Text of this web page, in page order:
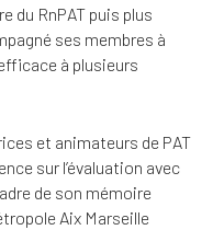
du RnPAT puis plus
ses membres à
à plusieurs
et animateurs de PAT
sur l’évaluation avec
de son mémoire
Aix Marseille